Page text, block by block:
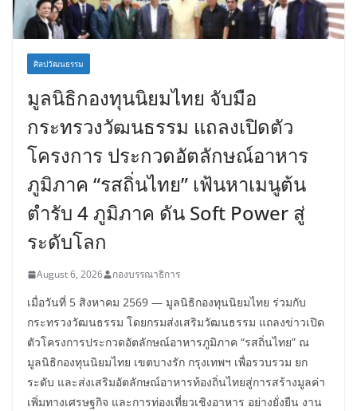
ศิลปวัฒนธรรม
มูลนิธิกองทุนนิยมไทย จับมือ
กระทรวงวัฒนธรรม แถลงเปิดตัว
โครงการ ประกวดอัตลักษณ์อาหาร
ภูมิภาค “รสถิ่นไทย” เฟ้นหาเมนูต้น
ตำรับ 4 ภูมิภาค ดัน Soft Power สู่
ระดับโลก
August 6, 2026 กองบรรณาธิการ
เมื่อวันที่ 5 สิงหาคม 2569 — มูลนิธิกองทุนนิยมไทย ร่วมกับ
กระทรวงวัฒนธรรม โดยกรมส่งเสริมวัฒนธรรม แถลงข่าวเปิด
ตัวโครงการประกวดอัตลักษณ์อาหารภูมิภาค “รสถิ่นไทย” ณ
มูลนิธิกองทุนนิยมไทย เขตบางรัก กรุงเทพฯ เพื่อรวบรวม ยก
ระดับ และส่งเสริมอัตลักษณ์อาหารท้องถิ่นไทยสู่การสร้างมูลค่า
เพิ่มทางเศรษฐกิจ และการท่องเที่ยวเชิงอาหาร อย่างยั่งยืน งาน